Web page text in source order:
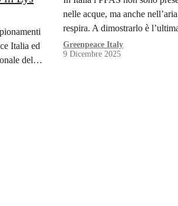
Italia ed
del
una
PFAS
nelle acque, ma anche
respira. A dimostrarlo è
dell’Unità Investigativa di
Italia, che ha analizzato i…
Greenpeace Italy
9 Dicembre 2025